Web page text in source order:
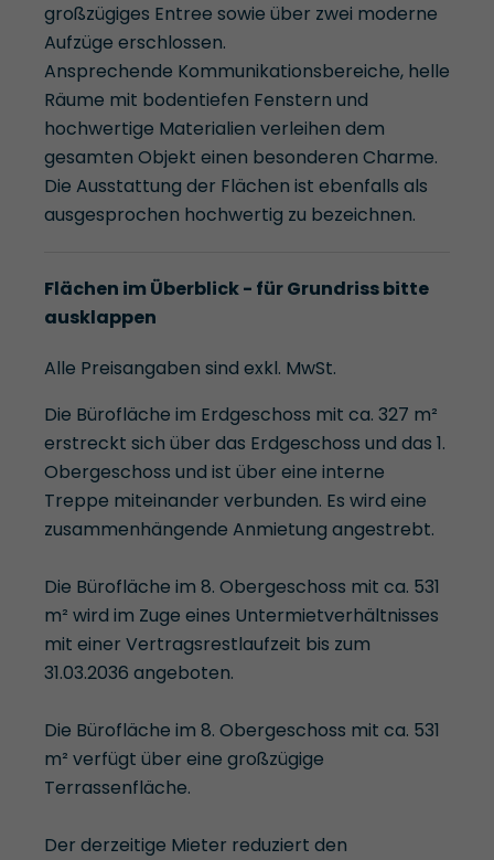
großzügiges Entree sowie über zwei moderne
Aufzüge erschlossen.
Ansprechende Kommunikationsbereiche, helle
Räume mit bodentiefen Fenstern und
hochwertige Materialien verleihen dem
gesamten Objekt einen besonderen Charme.
Die Ausstattung der Flächen ist ebenfalls als
ausgesprochen hochwertig zu bezeichnen.
Flächen im Überblick - für Grundriss bitte
ausklappen
Alle Preisangaben sind exkl. MwSt.
Die Bürofläche im Erdgeschoss mit ca. 327 m²
erstreckt sich über das Erdgeschoss und das 1.
Obergeschoss und ist über eine interne
Treppe miteinander verbunden. Es wird eine
zusammenhängende Anmietung angestrebt.
Die Bürofläche im 8. Obergeschoss mit ca. 531
m² wird im Zuge eines Untermietverhältnisses
mit einer Vertragsrestlaufzeit bis zum
31.03.2036 angeboten.
Die Bürofläche im 8. Obergeschoss mit ca. 531
m² verfügt über eine großzügige
Terrassenfläche.
Der derzeitige Mieter reduziert den